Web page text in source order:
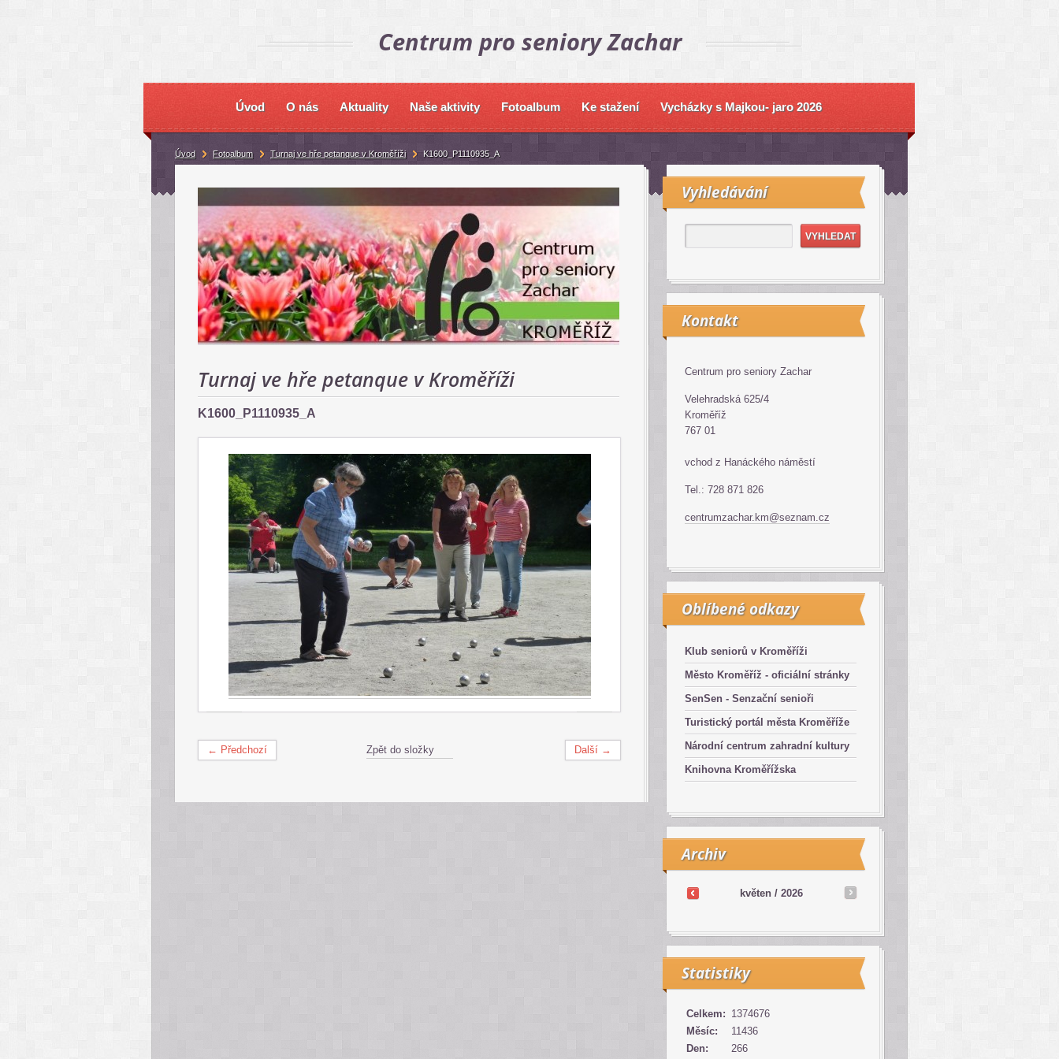
Centrum pro seniory Zachar
Úvod O nás Aktuality Naše aktivity Fotoalbum Ke stažení Vycházky s Majkou- jaro 2026
Turnaj ve hře petanque v Kroměříži
K1600_P1110935_A
← Předchozí Další →
Zpět do složky
Vyhledávání
Kontakt
Centrum pro seniory Zachar
Velehradská 625/4
Kroměříž
767 01
vchod z Hanáckého náměstí
Tel.: 728 871 826
centrumzachar.km@seznam.cz
Oblíbené odkazy
Klub seniorů v Kroměříži
Město Kroměříž - oficiální stránky
SenSen - Senzační senioři
Turistický portál města Kroměříže
Národní centrum zahradní kultury
Knihovna Kroměřížska
Archiv
květen / 2026
Statistiky
Celkem: 1374676
Měsíc:
11436
Den:
266
Úvod Fotoalbum Turnaj ve hře petanque v Kroměříži K1600_P1110935_A